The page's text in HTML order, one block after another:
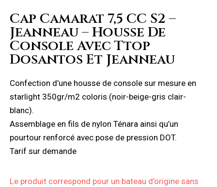
Cap Camarat 7,5 CC S2 –
Jeanneau – Housse De
Console Avec Ttop
Dosantos Et Jeanneau
Confection d’une housse de console sur mesure en
starlight 350gr/m2 coloris (noir-beige-gris clair-
blanc).
Assemblage en fils de nylon Ténara ainsi qu’un
pourtour renforcé avec pose de pression DOT.
Tarif sur demande
Le produit correspond pour un bateau d’origine sans